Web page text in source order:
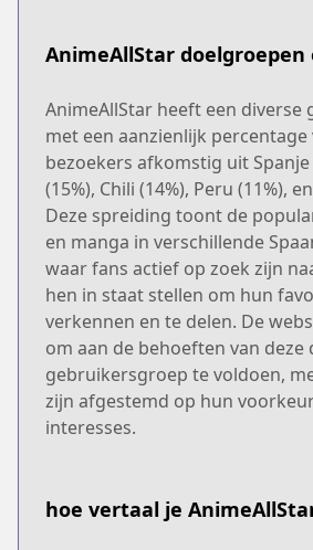
AnimeAllStar doelgroepen
AnimeAllStar heeft een diverse
met een aanzienlijk percentage
bezoekers afkomstig uit Spanje
(15%), Chili (14%), Peru (11%),
Deze spreiding toont de
en manga in verschillende
waar fans actief op zoek zijn
hen in staat stellen om hun
verkennen en te delen. De
om aan de behoeften van deze
gebruikersgroep te voldoen,
zijn afgestemd op hun
interesses.
hoe vertaal je